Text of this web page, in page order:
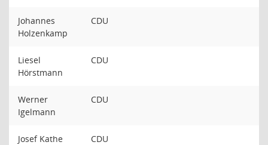
Johannes
Holzenkamp
CDU
Liesel
Hörstmann
CDU
Werner
Igelmann
CDU
Josef Kathe CDU